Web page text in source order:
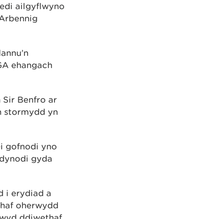
ailgyflwyno
ehangach
Sir Benfro ar
stormydd yn
gofnodi yno
gyda
i erydiad a
oherwydd